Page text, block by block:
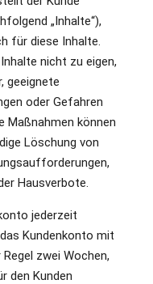
„Inhalte“),
für diese Inhalte.
nicht zu eigen,
geeignete
oder Gefahren
Maßnahmen können
Löschung von
Hausverbote.
jederzeit
Kundenkonto mit
zwei Wochen,
den Kunden